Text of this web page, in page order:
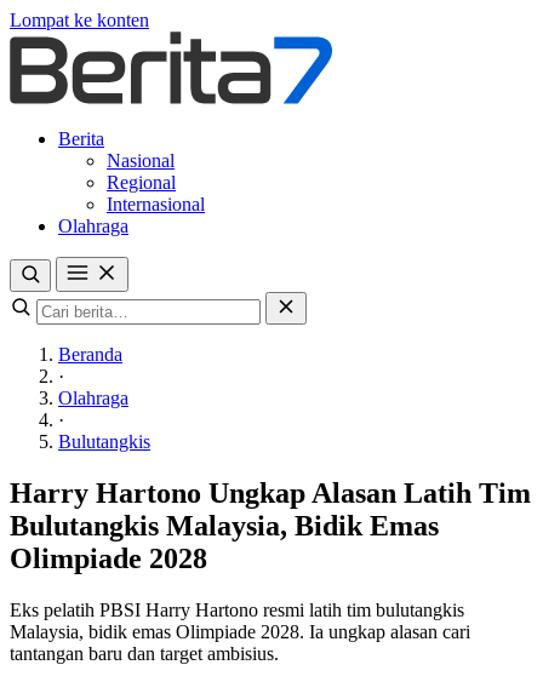
Lompat ke konten
Berita
Nasional
Regional
Internasional
Olahraga
Beranda
·
Olahraga
·
Bulutangkis
Harry Hartono Ungkap Alasan Latih Tim
Bulutangkis Malaysia, Bidik Emas
Olimpiade 2028
Eks pelatih PBSI Harry Hartono resmi latih tim bulutangkis
Malaysia, bidik emas Olimpiade 2028. Ia ungkap alasan cari
tantangan baru dan target ambisius.